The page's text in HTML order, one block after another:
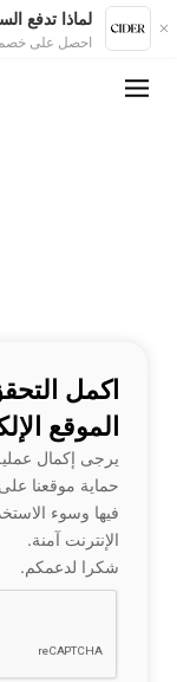
لماذا تدفع
احصل على خصم 15% في التطبيق
اكمل
الموقع
يرجى إكمال
حماية موقعنا
فيها وسوء
الإنترنت آمنة.
شكرا لدعمكم.